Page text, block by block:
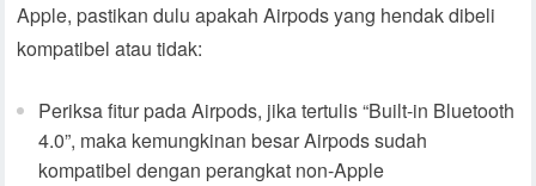
Apple, pastikan dulu apakah Airpods yang hendak dibeli
kompatibel atau tidak:
Periksa fitur pada Airpods, jika tertulis “Built-in Bluetooth
4.0”, maka kemungkinan besar Airpods sudah
kompatibel dengan perangkat non-Apple